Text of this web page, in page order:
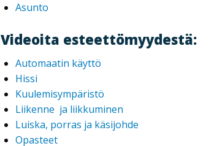
Asunto
Videoita esteettömyydestä:
Automaatin käyttö
Hissi
Kuulemisympäristö
Liikenne ja liikkuminen
Luiska, porras ja käsijohde
Opasteet